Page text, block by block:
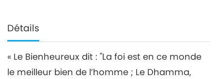
Détails
« Le Bienheureux dit : "La foi est en ce monde
le meilleur bien de l’homme ; Le Dhamma,